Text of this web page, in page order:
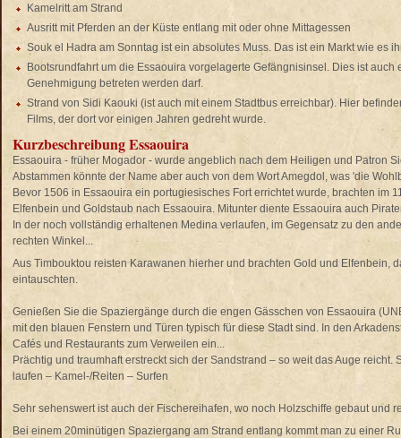
Kamelritt am Strand
Ausritt mit Pferden an der Küste entlang mit oder ohne Mittagessen
Souk el Hadra am Sonntag ist ein absolutes Muss. Das ist ein Markt wie es
Bootsrundfahrt um die Essaouira vorgelagerte Gefängnisinsel. Dies ist
Genehmigung betreten werden darf.
Strand von Sidi Kaouki (ist auch mit einem Stadtbus erreichbar). Hier
Films, der dort vor einigen Jahren gedreht wurde.
Kurzbeschreibung Essaouira
Essaouira - früher Mogador - wurde angeblich nach dem Heiligen und Patron
Abstammen könnte der Name aber auch von dem Wort Amegdol, was 'die
Bevor 1506 in Essaouira ein portugiesisches Fort errichtet wurde, brachten im
Elfenbein und Goldstaub nach Essaouira. Mitunter diente Essaouira auch
In der noch vollständig erhaltenen Medina verlaufen, im Gegensatz zu den
rechten Winkel...
Aus Timbouktou reisten Karawanen hierher und brachten Gold und Elfenbein,
eintauschten.
Genießen Sie die Spaziergänge durch die engen Gässchen von Essaouira
mit den blauen Fenstern und Türen typisch für diese Stadt sind. In den
Cafés und Restaurants zum Verweilen ein...
Prächtig und traumhaft erstreckt sich der Sandstrand – so weit das Auge
laufen – Kamel-/Reiten – Surfen
Sehr sehenswert ist auch der Fischereihafen, wo noch Holzschiffe gebaut und
Bei einem 20minütigen Spaziergang am Strand entlang kommt man zu einer